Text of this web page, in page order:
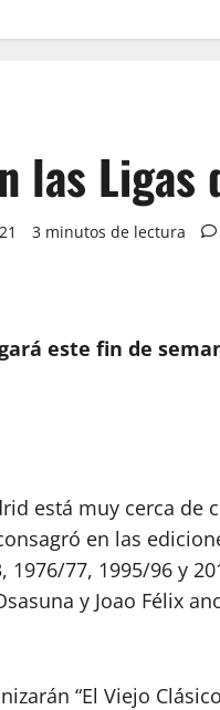
las
3 minutos de lectura
este fin de
está muy cerca
en las
1976/77, 1995/96 y
y Joao Félix
“El Viejo